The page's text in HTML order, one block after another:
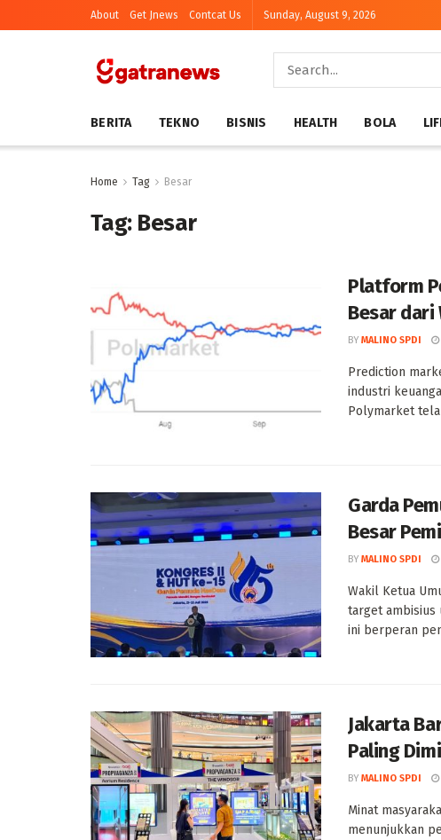
About Get Jnews Contcat Us Sunday, August 9, 2026
BERITA TEKNO BISNIS HEALTH BOLA
Home Tag Besar
Tag: Besar
Platform
Besar dari
BY MALINO SPDI
Prediction
industri
Polymarket
Garda
Besar
BY MALINO SPDI
Wakil Ketua
target ambisius
ini berperan
Jakarta
Paling
BY MALINO SPDI
Minat
menunjukkan